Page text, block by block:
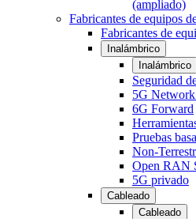
(ampliado)
Fabricantes de equipos
Fabricantes de
Inalámbrico
Inalámbrico
Seguridad
5G
6G Forward
Pruebas
Non-
Open RAN
5G privado
Cableado
Cableado